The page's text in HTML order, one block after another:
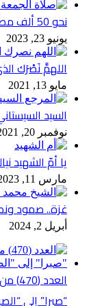
نحو 50 ألف مصلٍّ أدوا صلاة الجمعة في الأقصى
يونيو 23, 2023
اللهمَّ نَصْرَك
مايو 13, 2021
السيد
نوفمبر 20, 2021
يا أمّ الشهيد
مارس 11, 2023
غزة.. صمود
أبريل 2, 2024
“صبرا” إلى